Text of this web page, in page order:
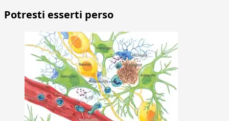
Potresti esserti perso